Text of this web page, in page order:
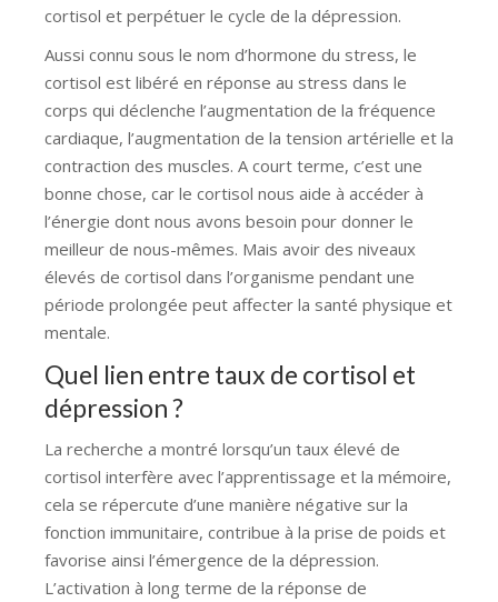
cortisol et perpétuer le cycle de la dépression.
Aussi connu sous le nom d’hormone du stress, le
cortisol est libéré en réponse au stress dans le
corps qui déclenche l’augmentation de la fréquence
cardiaque, l’augmentation de la tension artérielle et la
contraction des muscles. A court terme, c’est une
bonne chose, car le cortisol nous aide à accéder à
l’énergie dont nous avons besoin pour donner le
meilleur de nous-mêmes. Mais avoir des niveaux
élevés de cortisol dans l’organisme pendant une
période prolongée peut affecter la santé physique et
mentale.
Quel lien entre taux de cortisol et
dépression ?
La recherche a montré lorsqu’un taux élevé de
cortisol interfère avec l’apprentissage et la mémoire,
cela se répercute d’une manière négative sur la
fonction immunitaire, contribue à la prise de poids et
favorise ainsi l’émergence de la dépression.
L’activation à long terme de la réponse de